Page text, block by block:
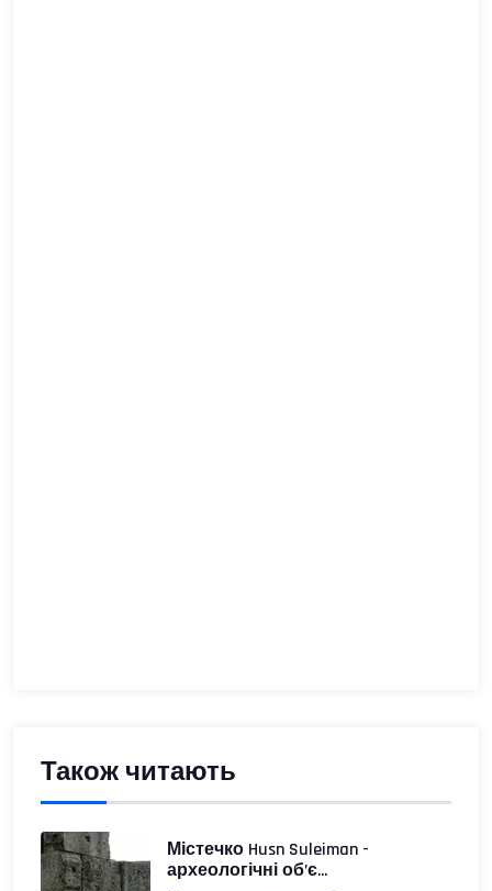
Також читають
Містечко Husn Suleiman -
археологічні об’є...